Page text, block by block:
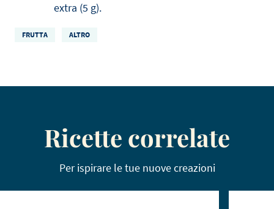
extra (5 g).
FRUTTA ALTRO
Ricette correlate
Per ispirare le tue nuove creazioni